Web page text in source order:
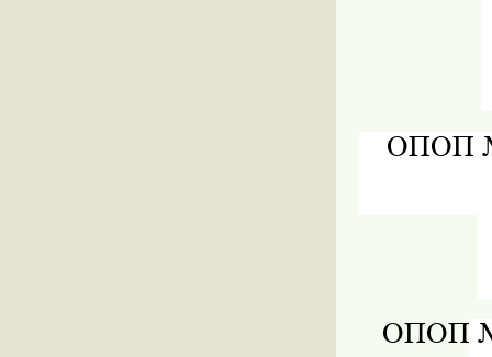
ОПОП №
ОПОП №